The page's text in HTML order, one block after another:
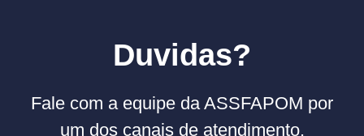
Duvidas?
Fale com a equipe da ASSFAPOM por
um dos canais de atendimento.